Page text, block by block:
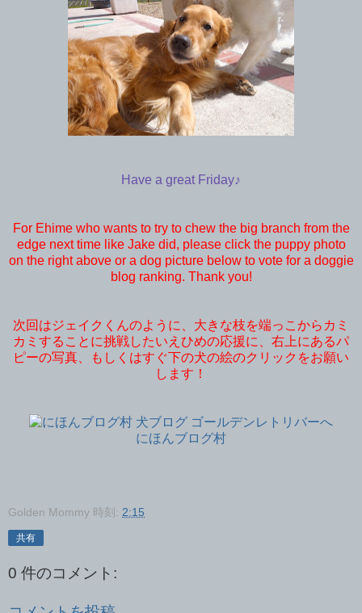
Have a great Friday♪
For Ehime who wants to try to chew the big branch from the
edge next time like Jake did, please click the puppy photo
on the right above or a dog picture below to vote for a doggie
blog ranking. Thank you!
次回はジェイクくんのように、大きな枝を端っこからカミ
カミすることに挑戦したいえひめの応援に、右上にあるパ
ピーの写真、もしくはすぐ下の犬の絵のクリックをお願い
します！
にほんブログ村
Golden Mommy 時刻: 2:15
共有
0 件のコメント: